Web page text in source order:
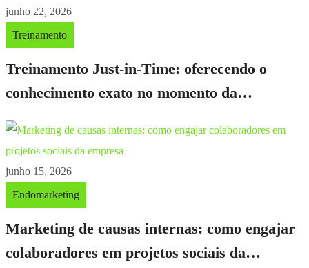
junho 22, 2026
Treinamento
Treinamento Just-in-Time: oferecendo o
conhecimento exato no momento da
necessidade
junho 15, 2026
Endomarketing
Marketing de causas internas: como engajar
colaboradores em projetos sociais da